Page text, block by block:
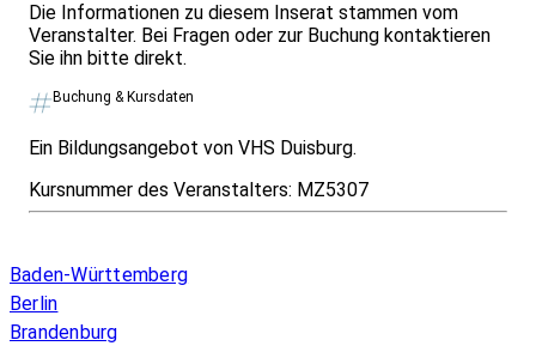
Die Informationen zu diesem Inserat stammen vom
Veranstalter. Bei Fragen oder zur Buchung kontaktieren
Sie ihn bitte direkt.
Buchung & Kursdaten
Ein Bildungsangebot von VHS Duisburg.
Kursnummer des Veranstalters: MZ5307
Baden-Württemberg
Berlin
Brandenburg